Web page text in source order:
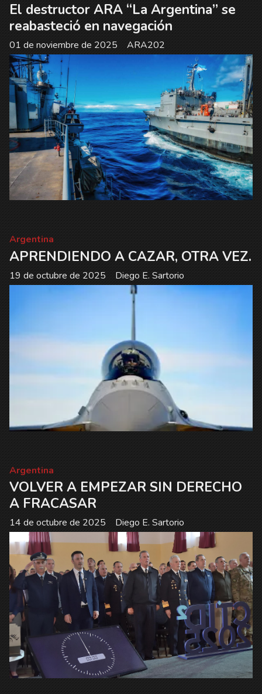
El destructor ARA “La Argentina” se
reabasteció en navegación
ARA202
01 de noviembre de 2025
APRENDIENDO A CAZAR, OTRA VEZ.
Diego E. Sartorio
Argentina
19 de octubre de 2025
VOLVER A EMPEZAR SIN DERECHO
A FRACASAR
Diego E. Sartorio
Argentina
14 de octubre de 2025